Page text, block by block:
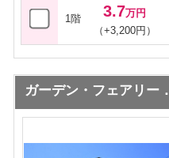
1階 3.7万円
（+3,200円）
ガーデン・フェアリー．